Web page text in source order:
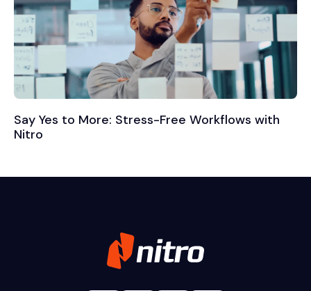
Say Yes to More: Stress-Free Workflows with
Nitro